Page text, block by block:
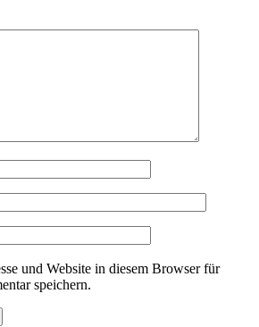
und Website in diesem Browser für
speichern.